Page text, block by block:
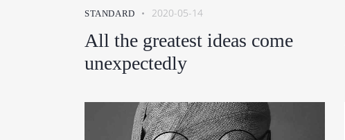
STANDARD 2020-05-14
All the greatest ideas come
unexpectedly